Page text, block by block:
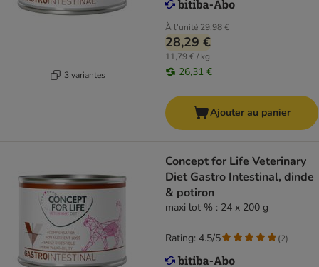
3 variantes
À l'unité 29,98 €
28,29 €
11,79 € / kg
26,31 €
Ajouter au panier
Concept for Life Veterinary
Diet Gastro Intestinal, dinde
& potiron
maxi lot % : 24 x 200 g
Rating: 4.5/5 (2)